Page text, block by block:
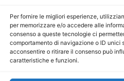
Per fornire le migliori esperienze,
per memorizzare e/o accedere alle
consenso a queste tecnologie ci
comportamento di navigazione o ID unici
acconsentire o ritirare il consenso può
caratteristiche e funzioni.
Direttore Editoriale:
Direttore Responsabile: